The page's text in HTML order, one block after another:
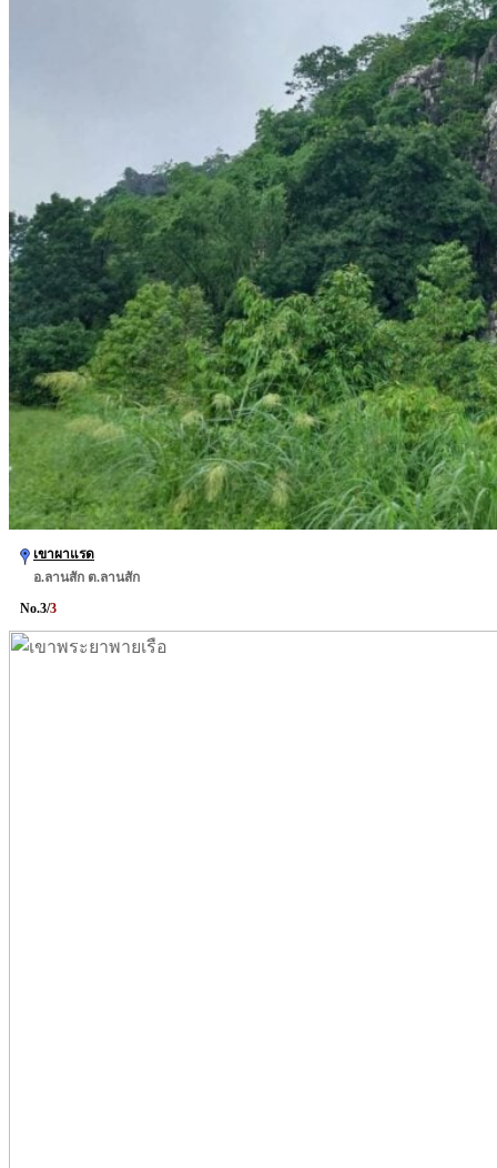
เขาผาแรด
อ.ลานสัก ต.ลานสัก
No.3/3